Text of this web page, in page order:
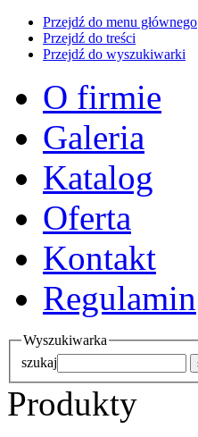
Przejdź do menu głównego
Przejdź do treści
Przejdź do wyszukiwarki
O firmie
Galeria
Katalog
Oferta
Kontakt
Regulamin
Wyszukiwarka
szukaj
Produkty